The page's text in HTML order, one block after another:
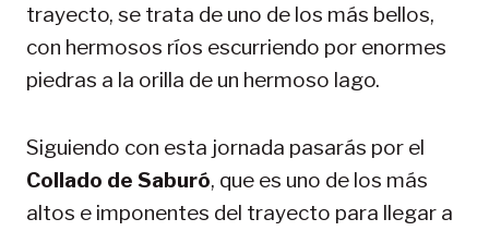
trayecto, se trata de uno de los más bellos,
con hermosos ríos escurriendo por enormes
piedras a la orilla de un hermoso lago.
Siguiendo con esta jornada pasarás por el
Collado de Saburó, que es uno de los más
altos e imponentes del trayecto para llegar a